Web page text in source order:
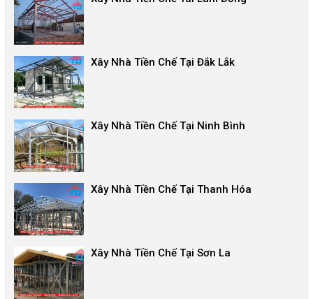
Xây Nhà Tiền Chế Tại Đắk Lắk
Xây Nhà Tiền Chế Tại Ninh Bình
Xây Nhà Tiền Chế Tại Thanh Hóa
Xây Nhà Tiền Chế Tại Sơn La